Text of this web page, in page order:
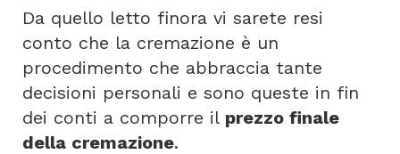
Da quello letto finora vi sarete resi
conto che la cremazione è un
procedimento che abbraccia tante
decisioni personali e sono queste in fin
dei conti a comporre il prezzo finale
della cremazione.